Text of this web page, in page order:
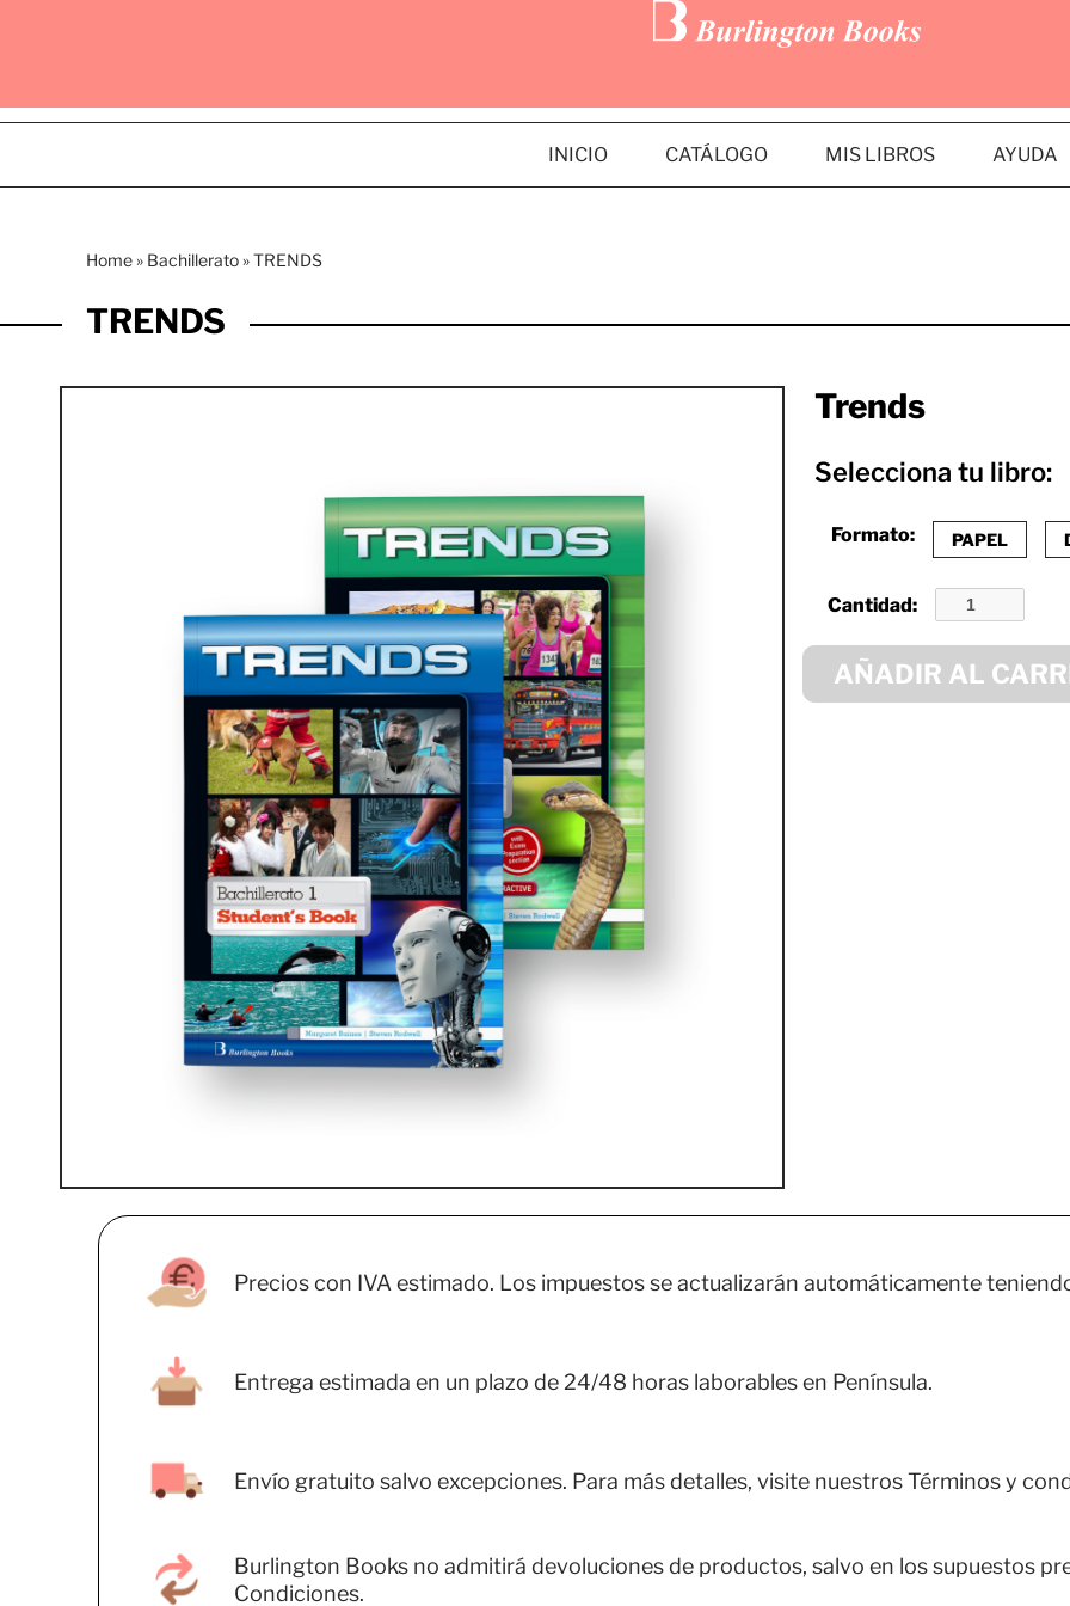
INICIO CATÁLOGO MIS LIBROS AYUDA
Home » Bachillerato »TRENDS
TRENDS
Trends
Selecciona tu libro:
Formato: PAPEL
Cantidad:
AÑADIR AL
Precios con IVA estimado. Los impuestos se actualizarán automáticamente
Entrega estimada en un plazo de 24/48 horas laborables en Península.
Envío gratuito salvo excepciones. Para más detalles, visite nuestros Términos y
Burlington Books no admitirá devoluciones de productos, salvo en los supuestos
Condiciones.